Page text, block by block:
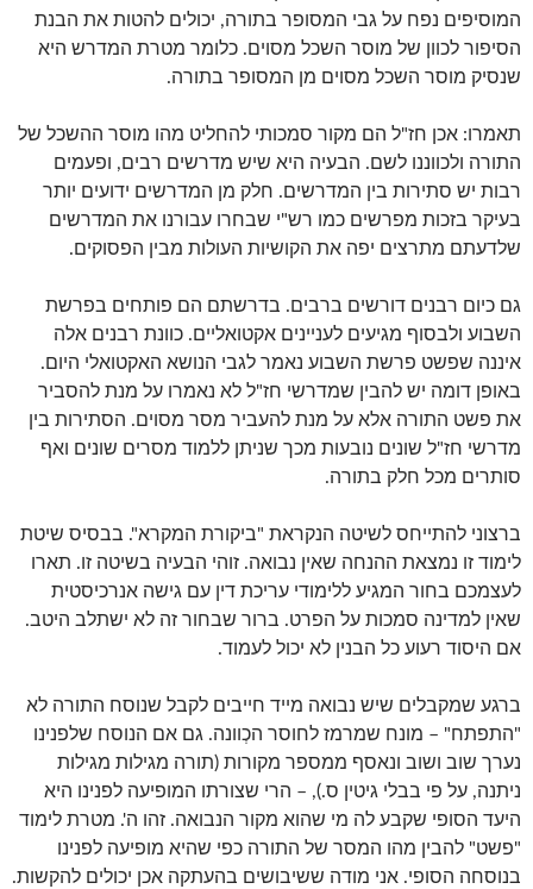
המוסיפים נפח על גבי המסופר בתורה, יכולים להטות את הבנת
הסיפור לכוון של מוסר השכל מסוים. כלומר מטרת המדרש היא
שנסיק מוסר השכל מסוים מן המסופר בתורה.
תאמרו: אכן חז"ל הם מקור סמכותי להחליט מהו מוסר ההשכל של
התורה ולכווננו לשם. הבעיה היא שיש מדרשים רבים, ופעמים
רבות יש סתירות בין המדרשים. חלק מן המדרשים ידועים יותר
בעיקר בזכות מפרשים כמו רש"י שבחרו עבורנו את המדרשים
שלדעתם מתרצים יפה את הקושיות העולות מבין הפסוקים.
גם כיום רבנים דורשים ברבים. בדרשתם הם פותחים בפרשת
השבוע ולבסוף מגיעים לעניינים אקטואליים. כוונת רבנים אלה
איננה שפשט פרשת השבוע נאמר לגבי הנושא האקטואלי היום.
באופן דומה יש להבין שמדרשי חז"ל לא נאמרו על מנת להסביר
את פשט התורה אלא על מנת להעביר מסר מסוים. הסתירות בין
מדרשי חז"ל שונים נובעות מכך שניתן ללמוד מסרים שונים ואף
סותרים מכל חלק בתורה.
ברצוני להתייחס לשיטה הנקראת "ביקורת המקרא". בבסיס שיטת
לימוד זו נמצאת ההנחה שאין נבואה. זוהי הבעיה בשיטה זו. תארו
לעצמכם בחור המגיע ללימודי עריכת דין עם גישה אנרכיסטית
שאין למדינה סמכות על הפרט. ברור שבחור זה לא ישתלב היטב.
אם היסוד רעוע כל הבנין לא יכול לעמוד.
ברגע שמקבלים שיש נבואה מייד חייבים לקבל שנוסח התורה לא
"התפתח" – מונח שמרמז לחוסר הכְוונה. גם אם הנוסח שלפנינו
נערך שוב ושוב ונאסף ממספר מקורות (תורה מגילות מגילות
ניתנה, על פי בבלי גיטין ס.), – הרי שצורתו המופיעה לפנינו היא
היעד הסופי שקבע לה מי שהוא מקור הנבואה. זהו ה'. מטרת לימוד
"פשט" להבין מהו המסר של התורה כפי שהיא מופיעה לפנינו
בנוסחה הסופי. אני מודה ששיבושים בהעתקה אכן יכולים להקשות.